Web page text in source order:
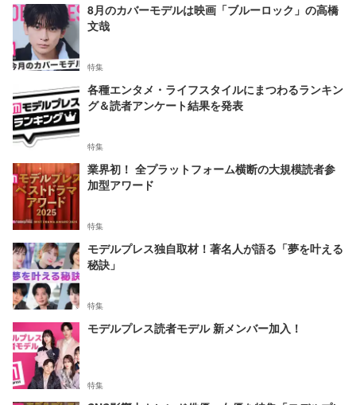
8月のカバーモデルは映画「ブルーロック」の高橋
文哉
特集
各種エンタメ・ライフスタイルにまつわるランキン
グ＆読者アンケート結果を発表
特集
業界初！ 全プラットフォーム横断の大規模読者参
加型アワード
特集
モデルプレス独自取材！著名人が語る「夢を叶える
秘訣」
特集
モデルプレス読者モデル 新メンバー加入！
特集